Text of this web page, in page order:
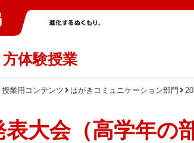
体験授業
授業用コンテンツ はがきコミュニケーション部門
表大会（高学年の